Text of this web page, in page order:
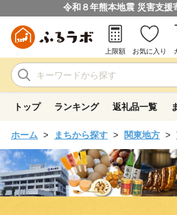
令和８年熊本地震 災害支援
上限額 お気に入り
トップ ランキング 返礼品一覧
ホーム まちから探す 関東地方